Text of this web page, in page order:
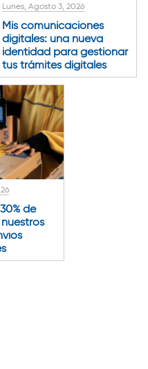
Lunes, Agosto 3, 2026
Mis comunicaciones
digitales: una nueva
identidad para gestionar
tus trámites digitales
de